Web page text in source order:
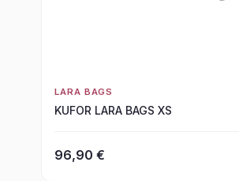
LARA BAGS
KUFOR LARA BAGS XS
96,90 €